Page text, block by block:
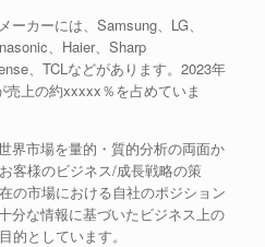
カーには、Samsung、LG、
、Haier、Sharp
、TCLなどがあります。2023年
上の約xxxxx％を占めていま
界市場を量的・質的分析の両面か
客様のビジネス/成長戦略の策
の市場における自社のポジション
分な情報に基づいたビジネス上の
的としています。